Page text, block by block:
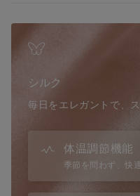
着です。
◆デザイン
・胸元と裾にレースのディ
・ヒップ下
・Aライン
・シルクのなめらかな肌触り
・保温性があり、夏は涼し
シルク
毎日をエレガントで、
体温調節機能
季節を問わず、快